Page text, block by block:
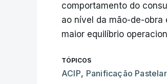
comportamento do
ao nível da mão-de-
maior equilíbrio
TÓPICOS
ACIP, Panificação